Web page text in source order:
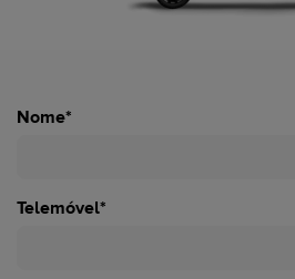
Nome*
Telemóvel*